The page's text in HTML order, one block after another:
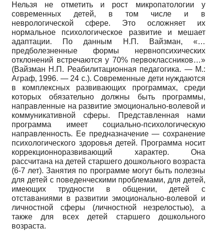
Нельзя не отметить и рост микропатологии у
современных детей, в том числе и в
неврологической сфере. Это осложняет их
нормальное психологическое развитие и мешает
адаптации. По данным Н.П. Вайзман, «…
предболезненные формы нервнопсихических
отклонений встречаются у 70% первоклассников…»
(Вайзман Н.П. Реабилитационная педагогика. — М.:
Аграф, 1996. — 24 с.). Современные дети нуждаются
в комплексных развивающих программах, среди
которых обязательно должны быть программы,
направленные на развитие эмоционально-волевой и
коммуникативной сферы. Представленная нами
программа имеет социально-психологическую
направленность. Ее предназначение — сохранение
психологического здоровья детей. Программа носит
коррекционно­развивающий характер. Она
рассчитана на детей старшего дошкольного возраста
(6-7 лет). Занятия по программе могут быть полезны
для детей с поведенческими проблемами, для детей,
имеющих трудности в общении, детей с
отставаниями в развитии эмоционально-волевой и
личностной сферы (личностной незрелостью), а
также для всех детей старшего дошкольного
возраста.